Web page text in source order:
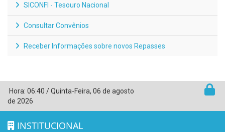
SICONFI - Tesouro Nacional
Consultar Convênios
Receber Informações sobre novos Repasses
Hora: 06:40 /Quinta-Feira, 06 de agosto
de 2026
INSTITUCIONAL